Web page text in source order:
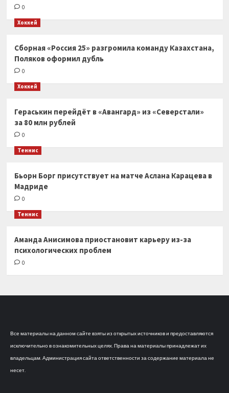
0
Хоккей
Сборная «Россия 25» разгромила команду Казахстана,
Поляков оформил дубль
0
Хоккей
Гераськин перейдёт в «Авангард» из «Северстали»
за 80 млн рублей
0
Теннис
Бьорн Борг присутствует на матче Аслана Карацева в
Мадриде
0
Теннис
Аманда Анисимова приостановит карьеру из-за
психологических проблем
0
Все материалы на данном сайте взяты из открытых источников и предоставляются
исключительно в ознакомительных целях. Права на материалы принадлежат их
владельцам. Администрация сайта ответственности за содержание материала не
несет.